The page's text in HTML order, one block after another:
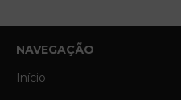
NAVEGAÇÃO
Início